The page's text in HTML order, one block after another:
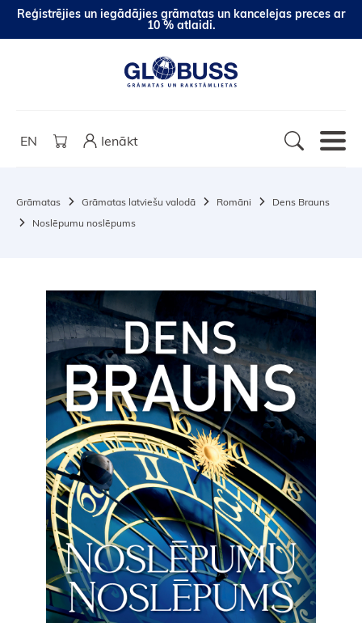
Reģistrējies un iegādājies grāmatas un kancelejas preces ar
10 % atlaidi.
EN Ienākt
Grāmatas Grāmatas latviešu valodā Romāni
Dens Brauns
Noslēpumu noslēpums